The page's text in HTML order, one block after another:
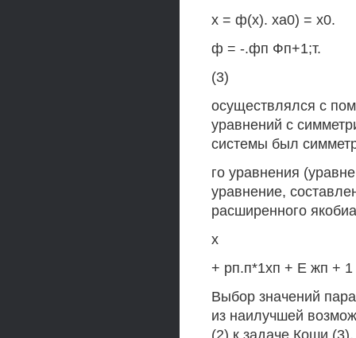
х = ф(х). ха0) = х0.
ф = -.фп Фп+1;т.
(3)
осуществлялся с
уравнений с
системы был
го уравнения
уравнение,
расширенного
х
+ рп.п*1хп + Е жп +
Выбор значений
из наилучшей
(2) к задаче Коши